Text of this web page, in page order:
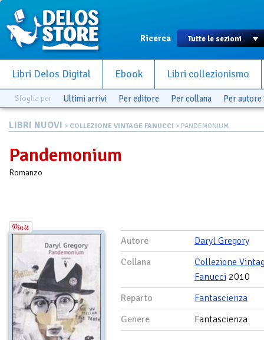
Ricerca
Libri Delos Digital Ebook Libri collezionismo
Sfoglia per Ultimi arrivi Per editore Per collana Per autore
LIBRI NUOVI > COLLEZIONE VINTAGE FANUCCI > PANDEMONIUM
Pandemonium
Romanzo
Autore
Daryl Gregory
Collana
Collezione
Fanucci 2010
Reparto
Fantascienza
Genere
Fantascienza